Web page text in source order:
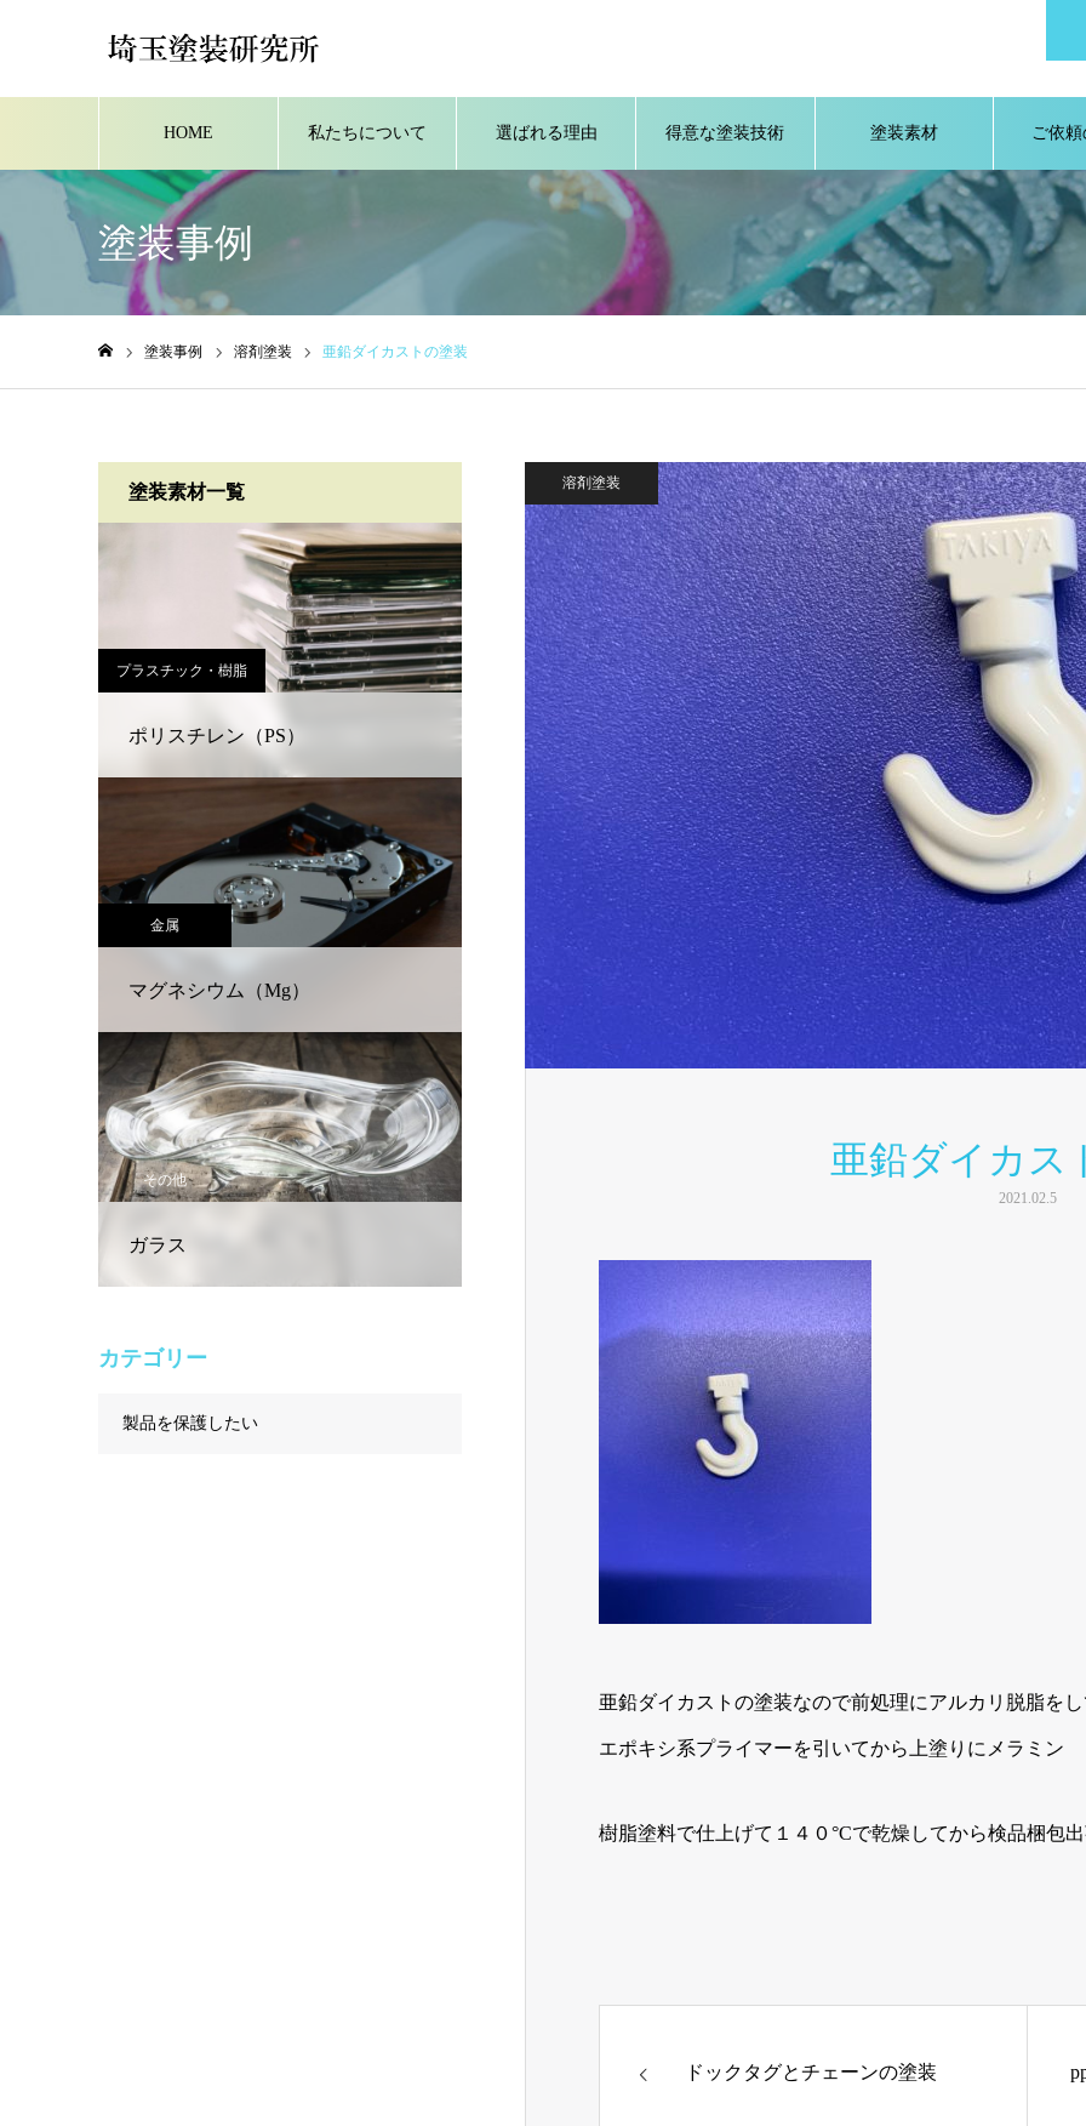
HOME 私たちについて 選ばれる理由 得意な塗装技術 塗装素材 ご依
塗装事例
塗装事例 溶剤塗装 亜鉛ダイカストの塗装
溶剤塗装
亜鉛ダイカス
2021.02.5
亜鉛ダイカストの塗装なので前処理にアルカリ脱脂を
エポキシ系プライマーを引いてから上塗りにメラミン
樹脂塗料で仕上げて１４０°Cで乾燥してから検品梱包
ドックタグとチェーンの塗装
塗装素材一覧
プラスチック・樹脂
ポリスチレン（PS）
金属
マグネシウム（Mg）
その他
ガラス
カテゴリー
製品を保護したい